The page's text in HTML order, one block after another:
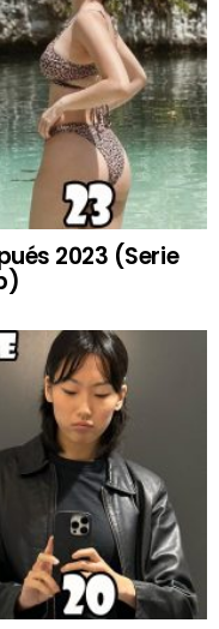
2023 (Serie